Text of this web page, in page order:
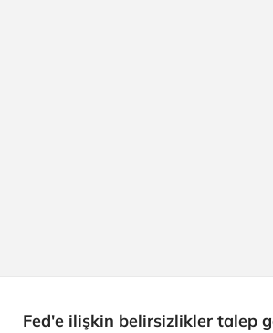
Fed'e ilişkin belirsizlikler talep